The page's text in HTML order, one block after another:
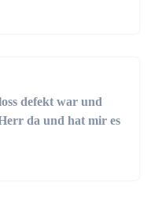
defekt war und
da und hat mir es